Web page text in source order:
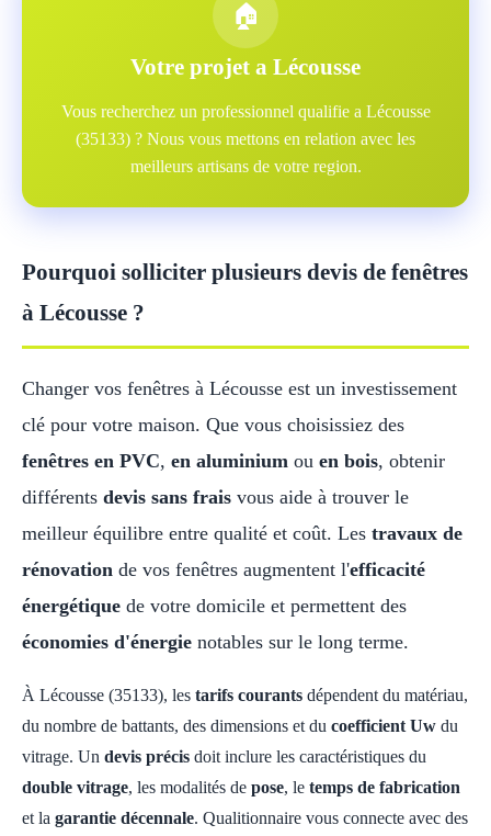
🏠
Votre projet a Lécousse
Vous recherchez un professionnel qualifie a Lécousse
(35133) ? Nous vous mettons en relation avec les
meilleurs artisans de votre region.
Pourquoi solliciter plusieurs devis de fenêtres
à Lécousse ?
Changer vos fenêtres à Lécousse est un investissement
clé pour votre maison. Que vous choisissiez des
fenêtres en PVC, en aluminium ou en bois, obtenir
différents devis sans frais vous aide à trouver le
meilleur équilibre entre qualité et coût. Les travaux de
rénovation de vos fenêtres augmentent l'efficacité
énergétique de votre domicile et permettent des
économies d'énergie notables sur le long terme.
À Lécousse (35133), les tarifs courants dépendent du matériau,
du nombre de battants, des dimensions et du coefficient Uw du
vitrage. Un devis précis doit inclure les caractéristiques du
double vitrage, les modalités de pose, le temps de fabrication
et la garantie décennale. Qualitionnaire vous connecte avec des